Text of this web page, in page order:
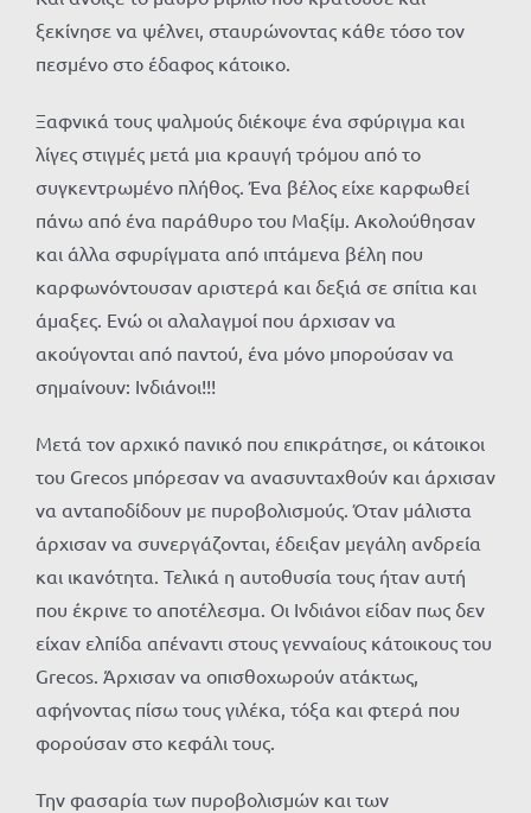
ξεκίνησε να ψέλνει, σταυρώνοντας κάθε τόσο τον
πεσμένο στο έδαφος κάτοικο.
Ξαφνικά τους ψαλμούς διέκοψε ένα σφύριγμα και
λίγες στιγμές μετά μια κραυγή τρόμου από το
συγκεντρωμένο πλήθος. Ένα βέλος είχε καρφωθεί
πάνω από ένα παράθυρο του Μαξίμ. Ακολούθησαν
και άλλα σφυρίγματα από ιπτάμενα βέλη που
καρφωνόντουσαν αριστερά και δεξιά σε σπίτια και
άμαξες. Ενώ οι αλαλαγμοί που άρχισαν να
ακούγονται από παντού, ένα μόνο μπορούσαν να
σημαίνουν: Ινδιάνοι!!!
Μετά τον αρχικό πανικό που επικράτησε, οι κάτοικοι
του Grecos μπόρεσαν να ανασυνταχθούν και άρχισαν
να ανταποδίδουν με πυροβολισμούς. Όταν μάλιστα
άρχισαν να συνεργάζονται, έδειξαν μεγάλη ανδρεία
και ικανότητα. Τελικά η αυτοθυσία τους ήταν αυτή
που έκρινε το αποτέλεσμα. Οι Ινδιάνοι είδαν πως δεν
είχαν ελπίδα απέναντι στους γενναίους κάτοικους του
Grecos. Άρχισαν να οπισθοχωρούν ατάκτως,
αφήνοντας πίσω τους γιλέκα, τόξα και φτερά που
φορούσαν στο κεφάλι τους.
Την φασαρία των πυροβολισμών και των